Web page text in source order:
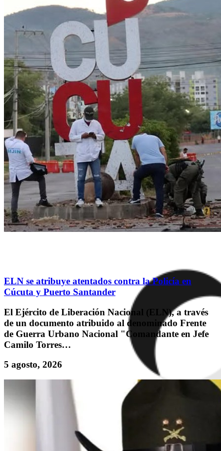
ELN se atribuye atentados contra la Policía en
Cúcuta y Puerto Santander
El Ejército de Liberación Nacional (ELN), a través
de un documento atribuido al denominado Frente
de Guerra Urbano Nacional "Comandante en Jefe
Camilo Torres…
5 agosto, 2026